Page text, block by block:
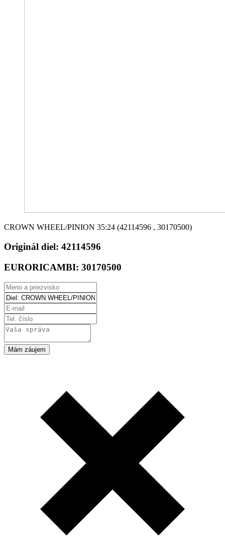
CROWN WHEEL/PINION 35:24 (42114596 , 30170500)
Originál diel: 42114596
EURORICAMBI: 30170500
Mám záujem